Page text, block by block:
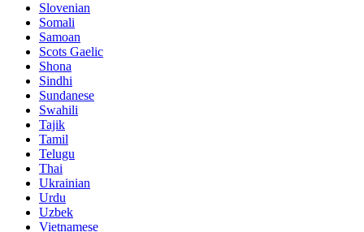
Slovenian
Somali
Samoan
Scots Gaelic
Shona
Sindhi
Sundanese
Swahili
Tajik
Tamil
Telugu
Thai
Ukrainian
Urdu
Uzbek
Vietnamese